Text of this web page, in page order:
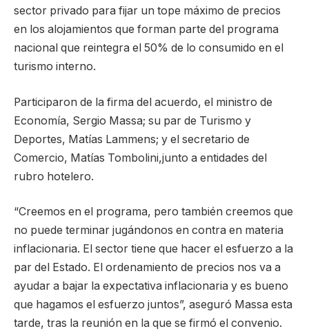
sector privado para fijar un tope máximo de precios
en los alojamientos que forman parte del programa
nacional que reintegra el 50% de lo consumido en el
turismo interno.
Participaron de la firma del acuerdo, el ministro de
Economía, Sergio Massa; su par de Turismo y
Deportes, Matías Lammens; y el secretario de
Comercio, Matías Tombolini,junto a entidades del
rubro hotelero.
“Creemos en el programa, pero también creemos que
no puede terminar jugándonos en contra en materia
inflacionaria. El sector tiene que hacer el esfuerzo a la
par del Estado. El ordenamiento de precios nos va a
ayudar a bajar la expectativa inflacionaria y es bueno
que hagamos el esfuerzo juntos”, aseguró Massa esta
tarde, tras la reunión en la que se firmó el convenio.